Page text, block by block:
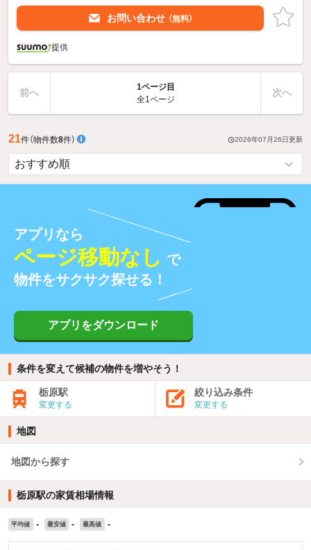
お問い合わせ （無料）
提供
前へ
1ページ目
全1ページ
次へ
21件（物件数8件） 2026年07月26日更新
アプリなら
ページ移動なし で
物件をサクサク探せる！
アプリをダウンロード
条件を変えて候補の物件を増やそう！
栃原駅
変更する
絞り込み条件
変更する
地図
地図から探す
栃原駅の家賃相場情報
平均値 - 最安値 - 最高値 -